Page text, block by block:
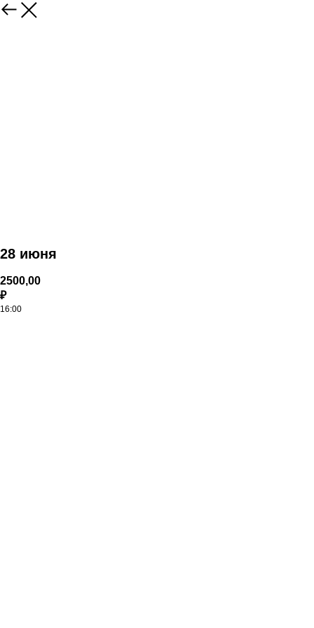
28 июня
2500,00
₽
16:00